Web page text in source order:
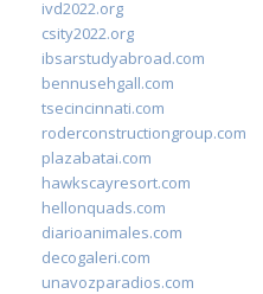
ivd2022.org
csity2022.org
ibsarstudyabroad.com
bennusehgall.com
tsecincinnati.com
roderconstructiongroup.com
plazabatai.com
hawkscayresort.com
hellonquads.com
diarioanimales.com
decogaleri.com
unavozparadios.com